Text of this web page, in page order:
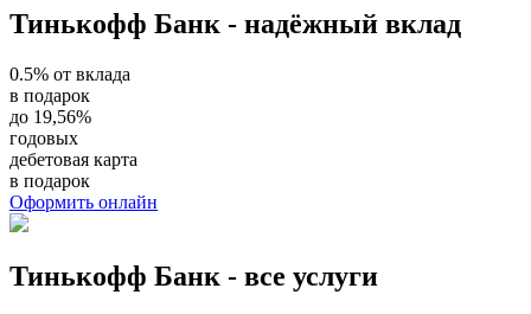
Тинькофф Банк - надёжный вклад
0.5% от вклада
в подарок
до 19,56%
годовых
дебетовая карта
в подарок
Оформить онлайн
Тинькофф Банк - все услуги